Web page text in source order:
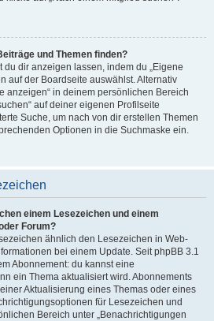
und Themen finden?
dir anzeigen lassen, indem du „Eigene
auf der Boardseite auswählst. Alternativ
anzeigen“ in deinem persönlichen Bereich
auf deiner eigenen Profilseite
Suche, um nach von dir erstellen Themen
Optionen in die Suchmaske ein.
einem Lesezeichen und einem
Forum?
ähnlich den Lesezeichen in Web-
bei einem Update. Seit phpBB 3.1
Abonnement: du kannst eine
ein Thema aktualisiert wird. Abonnements
Aktualisierung eines Themas oder eines
für Lesezeichen und
Bereich unter „Benachrichtigungen